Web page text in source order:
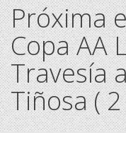
Próxima
Copa AA
Travesía
Tiñosa (